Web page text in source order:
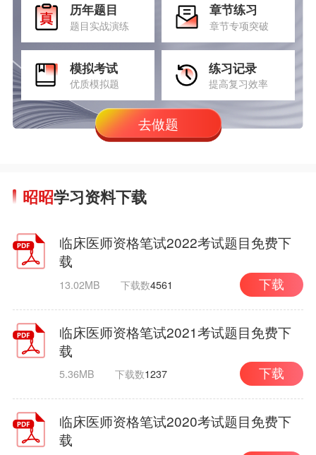
历年题目
题目实战演练
章节练习
章节专项突破
模拟考试
优质模拟题
练习记录
提高复习效率
去做题
昭昭学习资料下载
临床医师资格笔试2022考试题目免费下
载
13.02MB 下载数4561 下载
临床医师资格笔试2021考试题目免费下
载
5.36MB 下载数1237 下载
临床医师资格笔试2020考试题目免费下
载